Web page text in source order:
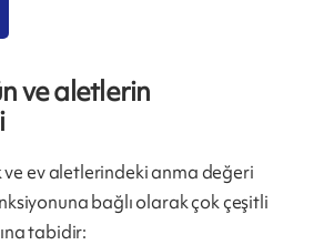
ve aletlerin
ev aletlerindeki anma değeri
bağlı olarak çok çeşitli
tabidir: